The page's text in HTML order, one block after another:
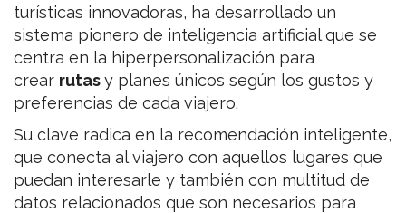
turísticas innovadoras, ha desarrollado un
sistema pionero de inteligencia artificial que se
centra en la hiperpersonalización para
crear rutasy planes únicos según los gustos y
preferencias de cada viajero.
Su clave radica en la recomendación inteligente,
que conecta al viajero con aquellos lugares que
puedan interesarle y también con multitud de
datos relacionados que son necesarios para